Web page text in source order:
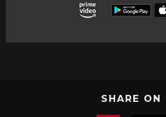
SHARE ON